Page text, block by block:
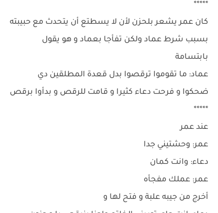
*****
كان عمر يشعر بلحزن لأن لا يسطتع أن يتحدث مع حبيبته
بسبب شرط عماد ولكن تفأجا بعماد و هو يقول
بابتسامة
عماد: ما تقوموا ترقصوا بدل قعدة المطلقين دي
ضحكوا و فرحت دعاء كثيرا و قامت للرقص و بدأوا برقص
*****
عند عمر
عمر: وحشتيني جدا
دعاء: وانت كمان
عمر: عملك مفجأه
أخرج من جيبه علبة و فتح لها و